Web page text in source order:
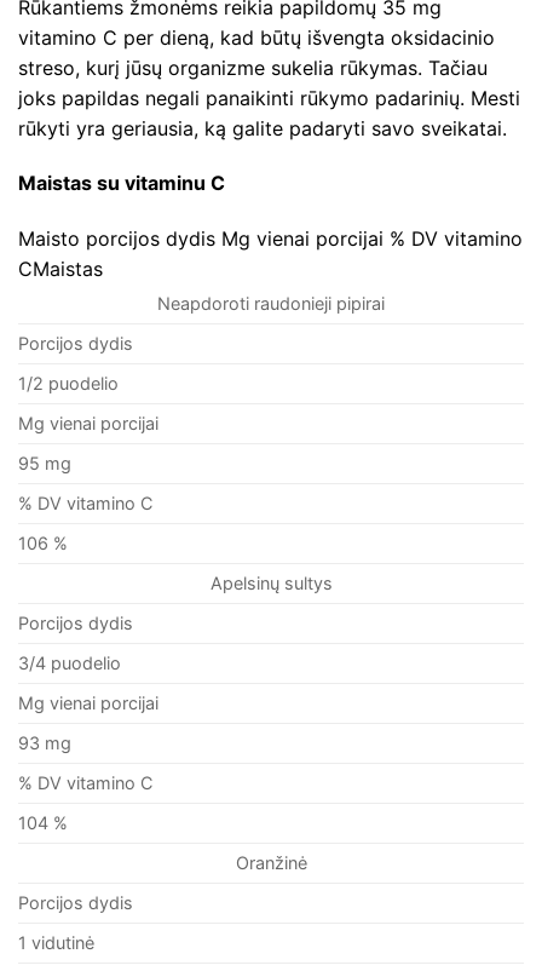
Rūkantiems žmonėms reikia papildomų 35 mg
vitamino C per dieną, kad būtų išvengta oksidacinio
streso, kurį jūsų organizme sukelia rūkymas. Tačiau
joks papildas negali panaikinti rūkymo padarinių. Mesti
rūkyti yra geriausia, ką galite padaryti savo sveikatai.
Maistas su vitaminu C
Maisto porcijos dydis Mg vienai porcijai % DV vitamino
CMaistas
Neapdoroti raudonieji pipirai
Porcijos dydis
1/2 puodelio
Mg vienai porcijai
95 mg
% DV vitamino C
106 %
Apelsinų sultys
Porcijos dydis
3/4 puodelio
Mg vienai porcijai
93 mg
% DV vitamino C
104 %
Oranžinė
Porcijos dydis
1 vidutinė